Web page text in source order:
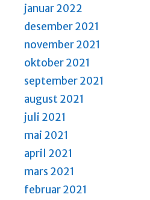
januar 2022
desember 2021
november 2021
oktober 2021
september 2021
august 2021
juli 2021
mai 2021
april 2021
mars 2021
februar 2021